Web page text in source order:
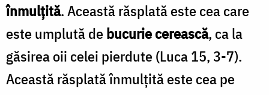
înmulțită. Această răsplată este cea care
este umplută debucurie cerească, ca la
găsirea oii celei pierdute (Luca 15, 3-7).
Această răsplată înmulțită este cea pe